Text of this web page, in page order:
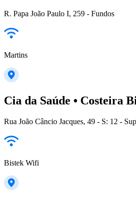
R. Papa João Paulo I, 259 - Fundos
Martins
Cia da Saúde • Costeira
Rua João Câncio Jacques, 49 - S: 12 -
Bistek Wifi